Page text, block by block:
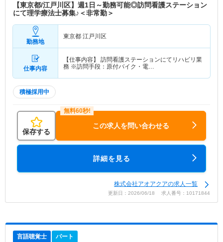
【東京都/江戸川区】週1日～勤務可能◎訪問看護ステーション
にて理学療法士募集♪＜非常勤＞
勤務地
東京都 江戸川区
仕事内容
【仕事内容】 訪問看護ステーションにてリハビリ業
務 ※訪問手段：原付バイク・電…
積極採用中
保存する
この求人を問い合わせる
詳細を見る
株式会社アオアクアの求人一覧
更新日：2026/06/18 求人番号：10171844
言語聴覚士 パート